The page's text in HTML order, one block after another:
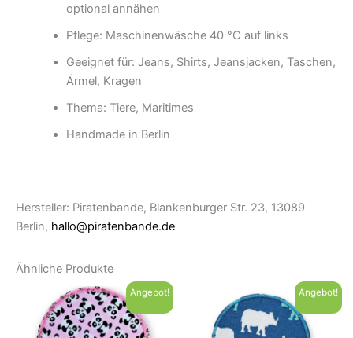
optional annähen
Pflege: Maschinenwäsche 40 °C auf links
Geeignet für: Jeans, Shirts, Jeansjacken, Taschen,
Ärmel, Kragen
Thema: Tiere, Maritimes
Handmade in Berlin
Hersteller: Piratenbande, Blankenburger Str. 23, 13089
Berlin, hallo@piratenbande.de
Ähnliche Produkte
Angebot! Angebot!